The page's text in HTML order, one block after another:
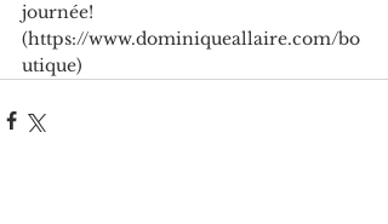
journée!
(https://www.dominiqueallaire.com/bo
utique)